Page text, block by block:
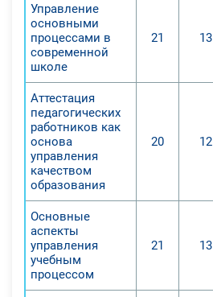
Управление
основными
процессами в
современной
школе
21 13
Аттестация
педагогических
работников как
основа
управления
качеством
образования
20 12
Основные
аспекты
управления
учебным
процессом
21 13